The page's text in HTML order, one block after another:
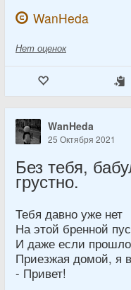
WanHeda
Нет оценок
WanHeda
25 Октября 2021
Без тебя,
грустно.
Тебя давно уже нет
На этой бренной
И даже если
Приезжая домой, я
- Привет!